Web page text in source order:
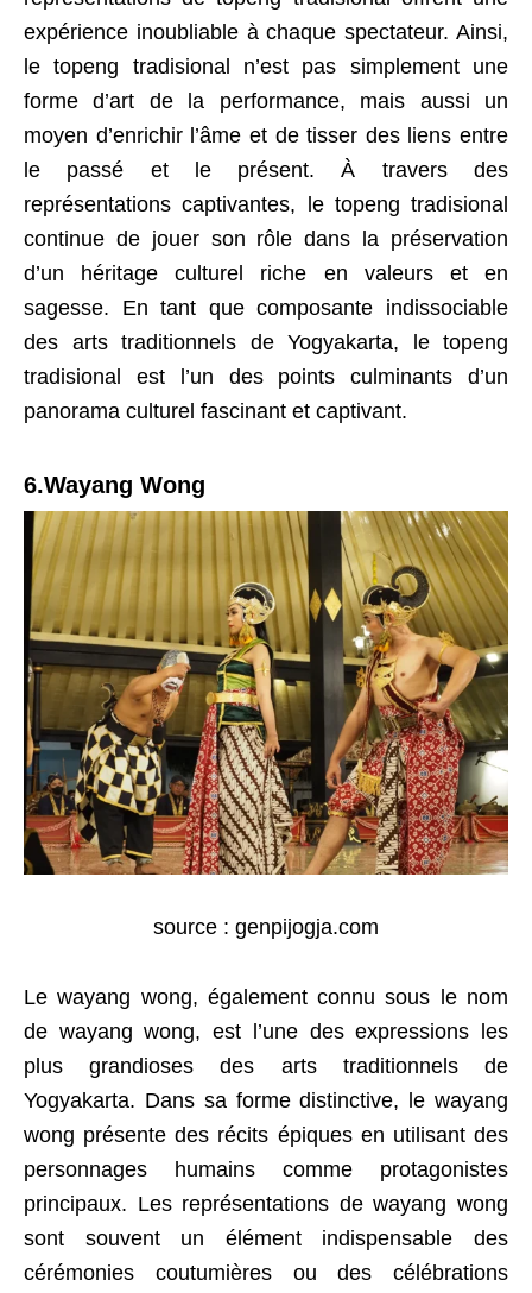
expérience inoubliable à chaque spectateur. Ainsi,
le topeng tradisional n’est pas simplement une
forme d’art de la performance, mais aussi un
moyen d’enrichir l’âme et de tisser des liens entre
le passé et le présent. À travers des
représentations captivantes, le topeng tradisional
continue de jouer son rôle dans la préservation
d’un héritage culturel riche en valeurs et en
sagesse. En tant que composante indissociable
des arts traditionnels de Yogyakarta, le topeng
tradisional est l’un des points culminants d’un
panorama culturel fascinant et captivant.
6.Wayang Wong
source : genpijogja.com
Le wayang wong, également connu sous le nom
de wayang wong, est l’une des expressions les
plus grandioses des arts traditionnels de
Yogyakarta. Dans sa forme distinctive, le wayang
wong présente des récits épiques en utilisant des
personnages humains comme protagonistes
principaux. Les représentations de wayang wong
sont souvent un élément indispensable des
cérémonies coutumières ou des célébrations